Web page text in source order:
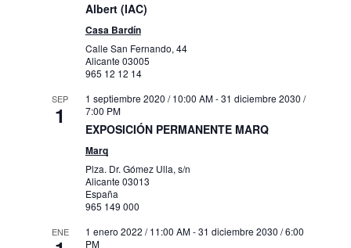
Albert (IAC)
Casa Bardín
Calle San Fernando, 44
Alicante 03005
965 12 12 14
SEP
1
1 septiembre 2020 / 10:00 AM-31 diciembre 2030 /
7:00 PM
EXPOSICIÓN PERMANENTE MARQ
Marq
Plza. Dr. Gómez Ulla, s/n
Alicante 03013
España
965 149 000
ENE 1 enero 2022 / 11:00 AM-31 diciembre 2030 / 6:00
PM